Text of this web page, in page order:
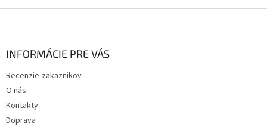
INFORMÁCIE PRE VÁS
Recenzie-zakaznikov
O nás
Kontakty
Doprava